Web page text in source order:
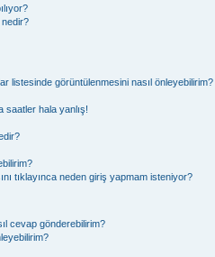
nedir?
listesinde görüntülenmesini nasıl önleyebilirim?
saatler hala yanlış!
tıklayınca neden giriş yapmam isteniyor?
cevap gönderebilirim?